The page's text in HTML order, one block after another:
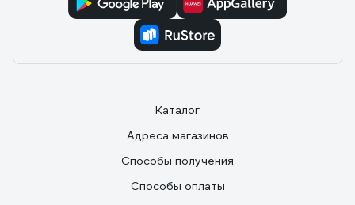
Каталог
Адреса магазинов
Способы получения
Способы оплаты